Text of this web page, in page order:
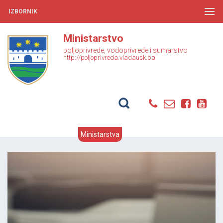
IZBORNIK
Ministarstvo
poljoprivrede, vodoprivrede i sumarstvo
http://poljoprivreda.vladausk.ba
Ministarstva